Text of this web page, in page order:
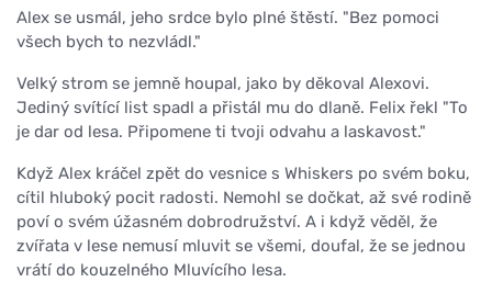
Alex se usmál, jeho srdce bylo plné štěstí. "Bez pomoci
všech bych to nezvládl."
Velký strom se jemně houpal, jako by děkoval Alexovi.
Jediný svítící list spadl a přistál mu do dlaně. Felix řekl "To
je dar od lesa. Připomene ti tvoji odvahu a laskavost."
Když Alex kráčel zpět do vesnice s Whiskers po svém boku,
cítil hluboký pocit radosti. Nemohl se dočkat, až své rodině
poví o svém úžasném dobrodružství. A i když věděl, že
zvířata v lese nemusí mluvit se všemi, doufal, že se jednou
vrátí do kouzelného Mluvícího lesa.